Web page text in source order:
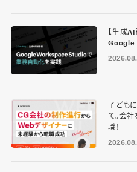
【生成
Google
子ども
て。会
職！